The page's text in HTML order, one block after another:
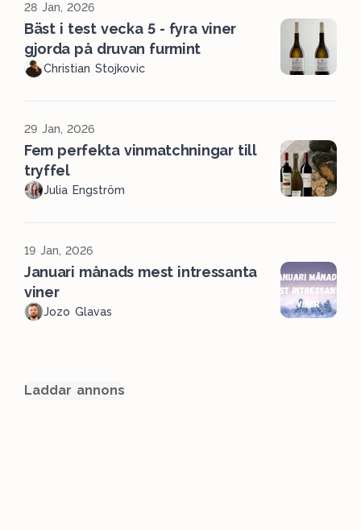
28 Jan, 2026
Bäst i test vecka 5 - fyra viner
gjorda på druvan furmint
Christian Stojkovic
29 Jan, 2026
Fem perfekta vinmatchningar till
tryffel
Julia Engström
19 Jan, 2026
Januari månads mest intressanta
viner
Jozo Glavas
Laddar annons